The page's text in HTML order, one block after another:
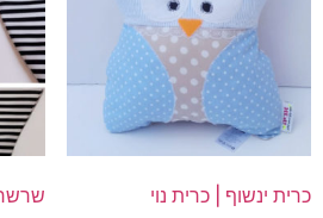
כרית ינשוף | כרית נוי